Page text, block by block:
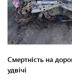
Смертність на
удвічі